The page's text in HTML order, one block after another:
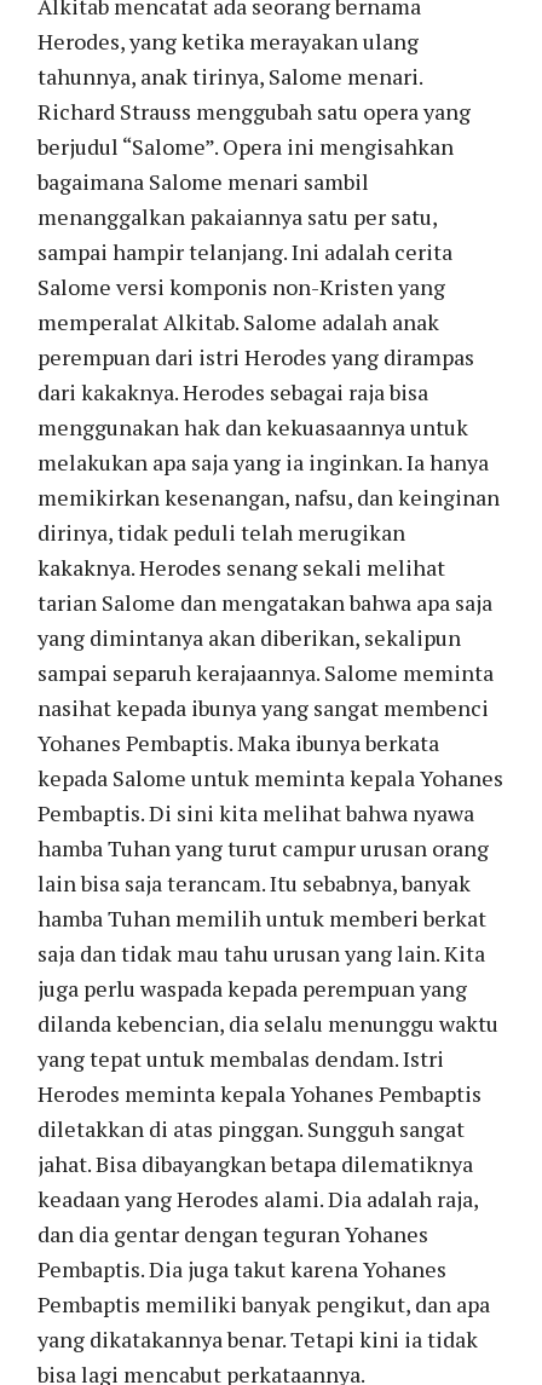
Herodes, yang ketika merayakan ulang
tahunnya, anak tirinya, Salome menari.
Richard Strauss menggubah satu opera yang
berjudul “Salome”. Opera ini mengisahkan
bagaimana Salome menari sambil
menanggalkan pakaiannya satu per satu,
sampai hampir telanjang. Ini adalah cerita
Salome versi komponis non-Kristen yang
memperalat Alkitab. Salome adalah anak
perempuan dari istri Herodes yang dirampas
dari kakaknya. Herodes sebagai raja bisa
menggunakan hak dan kekuasaannya untuk
melakukan apa saja yang ia inginkan. Ia hanya
memikirkan kesenangan, nafsu, dan keinginan
dirinya, tidak peduli telah merugikan
kakaknya. Herodes senang sekali melihat
tarian Salome dan mengatakan bahwa apa saja
yang dimintanya akan diberikan, sekalipun
sampai separuh kerajaannya. Salome meminta
nasihat kepada ibunya yang sangat membenci
Yohanes Pembaptis. Maka ibunya berkata
kepada Salome untuk meminta kepala Yohanes
Pembaptis. Di sini kita melihat bahwa nyawa
hamba Tuhan yang turut campur urusan orang
lain bisa saja terancam. Itu sebabnya, banyak
hamba Tuhan memilih untuk memberi berkat
saja dan tidak mau tahu urusan yang lain. Kita
juga perlu waspada kepada perempuan yang
dilanda kebencian, dia selalu menunggu waktu
yang tepat untuk membalas dendam. Istri
Herodes meminta kepala Yohanes Pembaptis
diletakkan di atas pinggan. Sungguh sangat
jahat. Bisa dibayangkan betapa dilematiknya
keadaan yang Herodes alami. Dia adalah raja,
dan dia gentar dengan teguran Yohanes
Pembaptis. Dia juga takut karena Yohanes
Pembaptis memiliki banyak pengikut, dan apa
yang dikatakannya benar. Tetapi kini ia tidak
bisa lagi mencabut perkataannya.